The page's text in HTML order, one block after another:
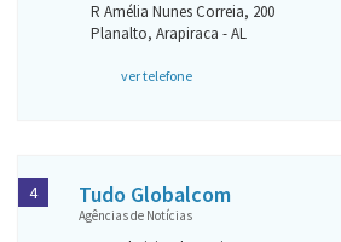
R Amélia Nunes Correia, 200
Planalto, Arapiraca - AL
ver telefone
Tudo Globalcom
Agências de Notícias
4